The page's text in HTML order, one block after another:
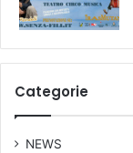
Categorie
NEWS